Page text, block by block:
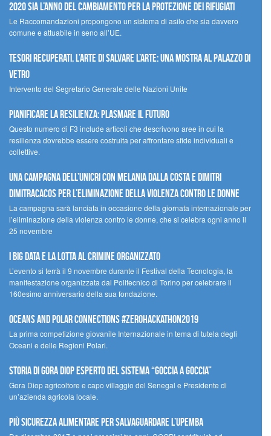
2020 sia l’anno del cambiamento per la protezione dei rifugiati
Le Raccomandazioni propongono un sistema di asilo che sia davvero
comune e attuabile in seno all’UE.
Tesori recuperati, l’arte di salvare l’arte: una mostra al Palazzo di
Vetro
Intervento del Segretario Generale delle Nazioni Unite
Pianificare la resilienza: plasmare il futuro
Questo numero di F3 include articoli che descrivono aree in cui la
resilienza dovrebbe essere costruita per affrontare sfide individuali e
collettive.
Una campagna dell’UNICRI con Melania Dalla Costa e Dimitri
Dimitracacos per l’eliminazione della violenza contro le donne
La campagna sarà lanciata in occasione della giornata internazionale per
l’eliminazione della violenza contro le donne, che si celebra ogni anno il
25 novembre
I Big Data e la lotta al crimine organizzato
L’evento si terrà il 9 novembre durante il Festival della Tecnologia, la
manifestazione organizzata dal Politecnico di Torino per celebrare il
160esimo anniversario della sua fondazione.
Oceans and Polar Connections #ZEROHackathon2019
La prima competizione giovanile Internazionale in tema di tutela degli
Oceani e delle Regioni Polari.
STORIA DI GORA DIOP ESPERTO DEL SISTEMA “GOCCIA A GOCCIA”
Gora Diop agricoltore e capo villaggio del Senegal e Presidente di
un’azienda agricola locale.
Più sicurezza alimentare per salvaguardare l’Upemba